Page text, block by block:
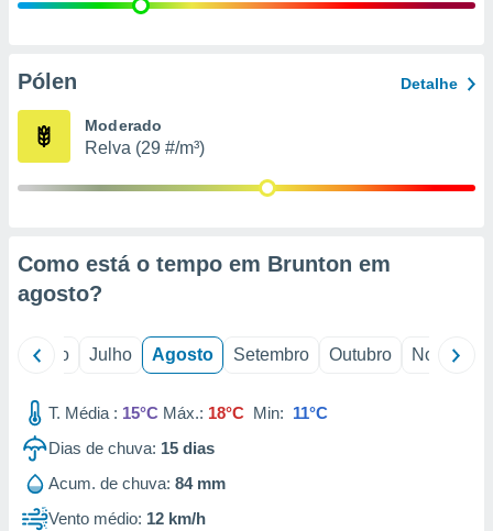
e
de
Pólen Detalhe
Moderado
Relva (29 #/m³)
Como está o tempo em Brunton em
agosto?
Junho Julho Agosto Setembro Outubro Novembro
T. Média : 15°C Máx.: 18°C Min: 11°C
Dias de chuva: 15 dias
Acum. de chuva: 84 mm
Vento médio: 12 km/h